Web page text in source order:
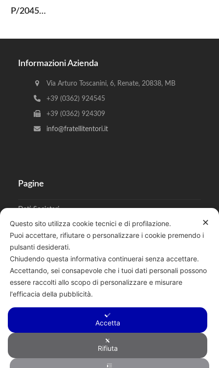
P/2045…
Informazioni Azienda
Via Arturo Toscanini, 6, Renate, 20838, MB
+39 (0362) 924545
+39 (0362) 924309
info@fratellitentori.it
Pagine
Dati Societari
Regolamento Privacy
✕
Questo sito utilizza cookie tecnici e di profilazione.
Puoi accettare, rifiutare o personalizzare i cookie premendo i
pulsanti desiderati.
Chiudendo questa informativa continuerai senza accettare.
Accettando, sei consapevole che i tuoi dati personali possono
essere raccolti allo scopo di personalizzare e misurare
l'efficacia della pubblicità.
Accetta
Rifiuta